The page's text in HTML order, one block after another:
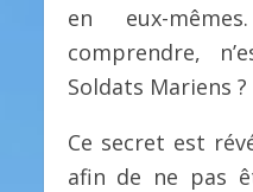
en eux-
comprendre,
Soldats Mariens ?
Ce secret est
afin de ne pas